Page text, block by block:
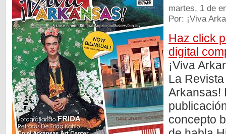
martes, 1 de
Por: ¡Viva
Haz click
digital
¡Viva
La
Arkansas!
concepto